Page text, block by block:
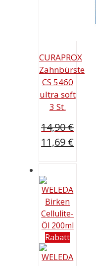
CURAPROX
Zahnbürste
CS 5460
ultra soft
3 St.
14,90€
Ursprünglicher
14,90 €
11,69 €
11,69 €.
Rabatt